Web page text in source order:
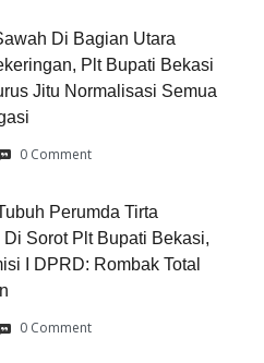
Di Bagian Utara
Plt Bupati Bekasi
Jitu Normalisasi Semua
0 Comment
Perumda Tirta
Di Sorot Plt Bupati Bekasi,
I DPRD: Rombak Total
0 Comment